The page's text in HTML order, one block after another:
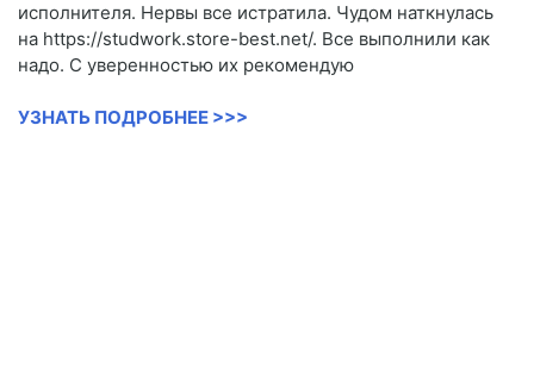
исполнителя. Нервы все истратила. Чудом наткнулась
на https://studwork.store-best.net/. Все выполнили как
надо. С уверенностью их рекомендую
УЗНАТЬ ПОДРОБНЕЕ >>>